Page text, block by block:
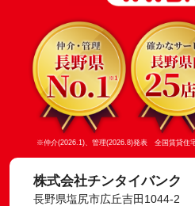
※仲介(2026.1)、管理(2026.8)発表 全国賃貸住
株式会社チンタイバンク
長野県塩尻市広丘吉田1044-2